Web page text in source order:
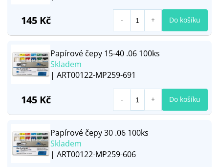
145 Kč Do košíku
Papírové čepy 15-40 .06 100ks
Skladem
| ART00122-MP259-691
145 Kč Do košíku
Papírové čepy 30 .06 100ks
Skladem
| ART00122-MP259-606